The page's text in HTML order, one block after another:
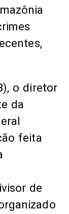
o diretor
da
feita
de